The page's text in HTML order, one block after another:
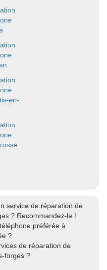
en-
service de réparation de
? Recommandez-le !
préférée à
?
de réparation de
forges ?